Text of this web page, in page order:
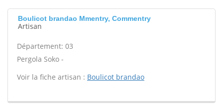
Boulicot brandao Mmentry, Commentry
Artisan
Département: 03
Pergola Soko -
Voir la fiche artisan : Boulicot brandao